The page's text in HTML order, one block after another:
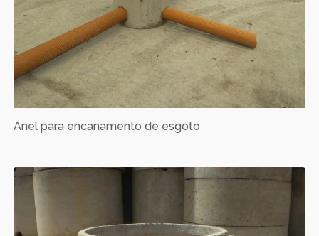
Anel para encanamento de esgoto